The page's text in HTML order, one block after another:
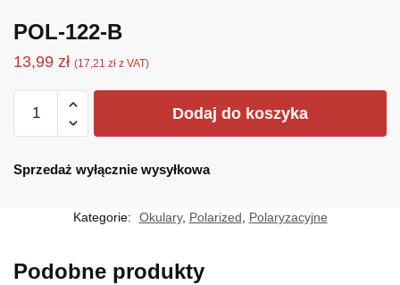
POL-122-B
13,99 zł (17,21 zł z VAT)
POL-
B
Dodaj do koszyka
Sprzedaż wyłącznie wysyłkowa
Kategorie: Okulary, Polarized Polaryzacyjne
Podobne produkty